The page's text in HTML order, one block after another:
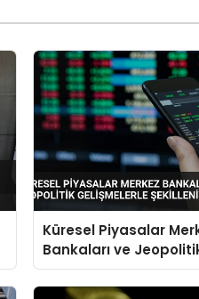
Küresel Piyasalar
Bankaları ve
Gelişmelerle